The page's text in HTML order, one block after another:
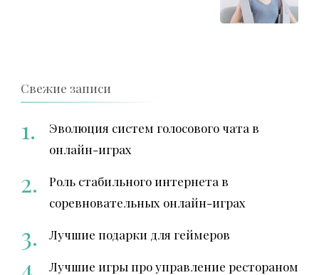
Свежие записи
Эволюция систем голосового чата в
онлайн-играх
Роль стабильного интернета в
соревновательных онлайн-играх
Лучшие подарки для геймеров
Лучшие игры про управление рестораном